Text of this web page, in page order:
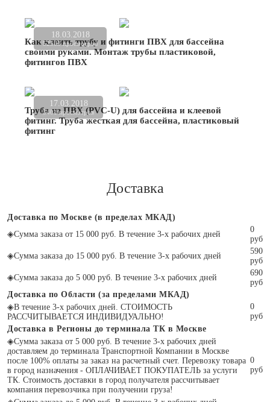
18.03.2018
52583 просмотров
Как клеить трубу и фитинги ПВХ для бассейна
своими руками. Монтаж трубы пластиковой,
фитингов ПВХ
17.03.2018
5401 просмотров
Труба из ПВХ (PVC-U) для бассейна и клеевой
фитинг. Труба жесткая для бассейна, пластиковый
фитинг
Доставка
Доставка по Москве (в пределах МКАД)
◈Сумма заказа от 15 000 руб. В течение 3-х рабочих дней
0
руб
◈Сумма заказа до 15 000 руб. В течение 3-х рабочих дней
590
руб
◈Сумма заказа до 5 000 руб. В течение 3-х рабочих дней
690
руб
Доставка по Области (за пределами МКАД)
◈В течение 3-х рабочих дней. СТОИМОСТЬ
РАССЧИТЫВАЕТСЯ ИНДИВИДУАЛЬНО!
0
руб
Доставка в Регионы до терминала ТК в Москве
◈Сумма заказа от 5 000 руб. В течение 3-х рабочих дней
доставляем до терминала Транспортной Компании в Москве
после 100% оплаты за заказ на расчетный счет. Перевозку товара
в город назначения - ОПЛАЧИВАЕТ ПОКУПАТЕЛЬ за услуги
ТК. Стоимость доставки в город получателя рассчитывает
компания перевозчика при получении груза!
0
руб